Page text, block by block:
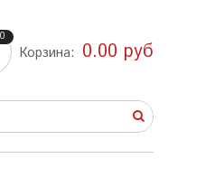
0
Корзина: 0.00 руб